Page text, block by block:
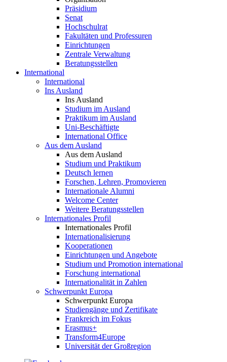
Präsidium
Senat
Hochschulrat
Fakultäten und Professuren
Einrichtungen
Zentrale Verwaltung
Beratungsstellen
International
International
Ins Ausland
Ins Ausland
Studium im Ausland
Praktikum im Ausland
Uni-Beschäftigte
International Office
Aus dem Ausland
Aus dem Ausland
Studium und Praktikum
Deutsch lernen
Forschen, Lehren, Promovieren
Internationale Alumni
Welcome Center
Weitere Beratungsstellen
Internationales Profil
Internationales Profil
Internationalisierung
Kooperationen
Einrichtungen und Angebote
Studium und Promotion international
Forschung international
Internationalität in Zahlen
Schwerpunkt Europa
Schwerpunkt Europa
Studiengänge und Zertifikate
Frankreich im Fokus
Erasmus+
Transform4Europe
Universität der Großregion